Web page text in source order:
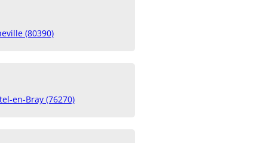
(80390)
en-Bray (76270)